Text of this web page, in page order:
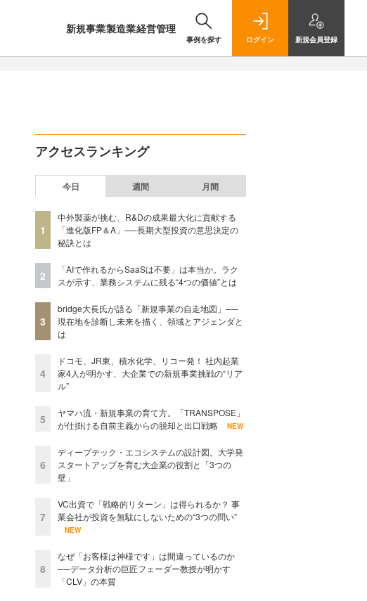
新規事業製造業経営管理
事例を探す ログイン 新規会員登録
アクセスランキング
今日 週間 月間
1
中外製薬が挑む、R&Dの成果最大化に貢献する
「進化版FP＆A」──長期大型投資の意思決定の
秘訣とは
2
「AIで作れるからSaaSは不要」は本当か。ラク
スが示す、業務システムに残る“4つの価値”とは
3
bridge大長氏が語る「新規事業の自走地図」──
現在地を診断し未来を描く、領域とアジェンダと
は
4
ドコモ、JR東、積水化学、リコー発！ 社内起業
家4人が明かす、大企業での新規事業挑戦の“リア
ル”
5
ヤマハ流・新規事業の育て方。「TRANSPOSE」
が仕掛ける自前主義からの脱却と出口戦略
NEW
6
ディープテック・エコシステムの設計図。大学発
スタートアップを育む大企業の役割と「3つの
壁」
7
VC出資で「戦略的リターン」は得られるか？ 事
業会社が投資を無駄にしないための“3つの問い”
NEW
8
なぜ「お客様は神様です」は間違っているのか
──データ分析の巨匠フェーダー教授が明かす
「CLV」の本質